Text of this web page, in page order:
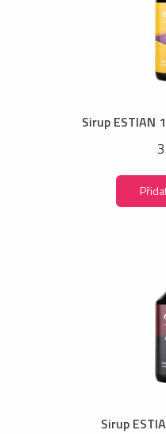
Sirup ESTIAN
Sirup